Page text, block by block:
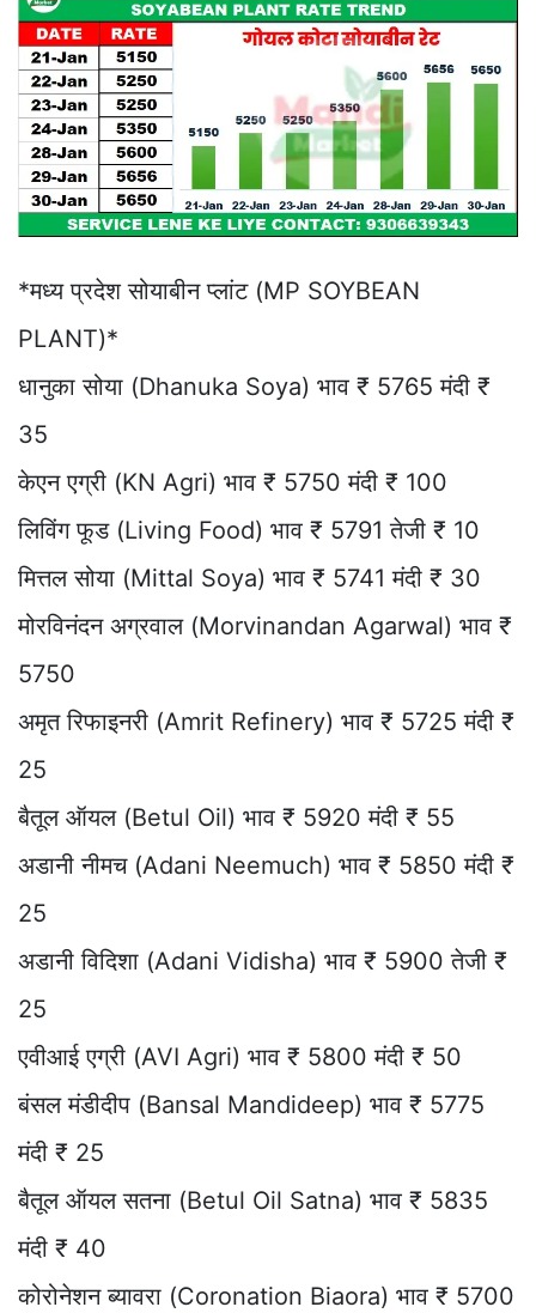
*मध्य प्रदेश सोयाबीन प्लांट (MP SOYBEAN
PLANT)*
धानुका सोया (Dhanuka Soya) भाव ₹ 5765 मंदी ₹
35
केएन एग्री (KN Agri) भाव ₹ 5750 मंदी ₹ 100
लिविंग फूड (Living Food) भाव ₹ 5791 तेजी ₹ 10
मित्तल सोया (Mittal Soya) भाव ₹ 5741 मंदी ₹ 30
मोरविनंदन अग्रवाल (Morvinandan Agarwal) भाव ₹
5750
अमृत रिफाइनरी (Amrit Refinery) भाव ₹ 5725 मंदी ₹
25
बैतूल ऑयल (Betul Oil) भाव ₹ 5920 मंदी ₹ 55
अडानी नीमच (Adani Neemuch) भाव ₹ 5850 मंदी ₹
25
अडानी विदिशा (Adani Vidisha) भाव ₹ 5900 तेजी ₹
25
एवीआई एग्री (AVI Agri) भाव ₹ 5800 मंदी ₹ 50
बंसल मंडीदीप (Bansal Mandideep) भाव ₹ 5775
मंदी ₹ 25
बैतूल ऑयल सतना (Betul Oil Satna) भाव ₹ 5835
मंदी ₹ 40
कोरोनेशन ब्यावरा (Coronation Biaora) भाव ₹ 5700